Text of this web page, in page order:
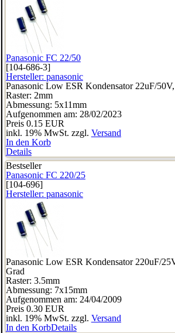
Panasonic FC 22/50
[104-686-3]
Hersteller: panasonic
Panasonic Low ESR Kondensator 22uF/
Raster: 2mm
Abmessung: 5x11mm
Aufgenommen am: 28/02/2023
Preis 0.15 EUR
inkl. 19% MwSt. zzgl. Versand
In den Korb
Details
Bestseller
Panasonic FC 220/25
[104-696]
Hersteller: panasonic
Panasonic Low ESR Kondensator 220uF/
Grad
Raster: 3.5mm
Abmessung: 7x15mm
Aufgenommen am: 24/04/2009
Preis 0.30 EUR
inkl. 19% MwSt. zzgl. Versand
In den KorbDetails